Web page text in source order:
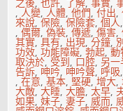
及
之後,也許, 了解,事實,
,人變,人體,他們,付出,
來說,保險,保險套,個人
,偶爾,偽裝,傳遞,傷害,
其實,具有, 出現,分鐘,
功效,功能障礙,勃起,動
取決於, 受到, 口腔, 另
告訴, 呻吟, 呻吟聲, 呼吸
,在意,基本,堅硬,增大,
大敵,大睡,大膽,太早,
如果,妹子,妻子,威而,